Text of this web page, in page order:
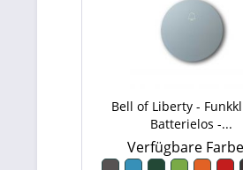
Bell of Liberty -
Batterielos -...
Verfügbare